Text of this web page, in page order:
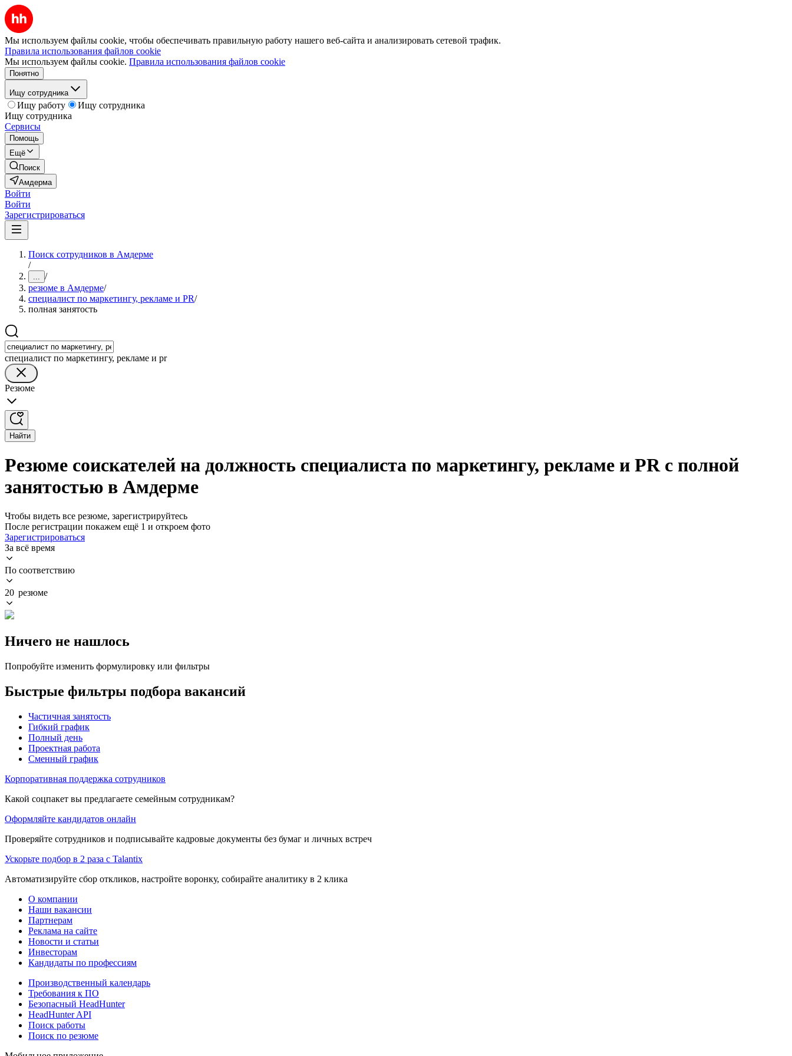
Мы используем файлы cookie, чтобы обеспечивать правильную работу нашего веб-сайта и анализировать сетевой трафик.
Правила использования файлов cookie
Мы используем файлы cookie. Правила использования файлов cookie
Понятно
Ищу сотрудника
Ищу работу
Ищу сотрудника
Ищу сотрудника
Сервисы
Помощь
Ещё
Поиск
Амдерма
Войти
Войти
Зарегистрироваться
Поиск сотрудников в Амдерме
/
... /
резюме в Амдерме/
специалист по маркетингу, рекламе и PR/
полная занятость
специалист по маркетингу, рекламе и pr
Резюме
Найти
Резюме соискателей на должность специалиста по маркетингу, рекламе и PR с полной
занятостью в Амдерме
Чтобы видеть все резюме, зарегистрируйтесь
После регистрации покажем ещё 1 и откроем фото
Зарегистрироваться
За всё время
По соответствию
20 резюме
Ничего не нашлось
Попробуйте изменить формулировку или фильтры
Быстрые фильтры подбора вакансий
Частичная занятость
Гибкий график
Полный день
Проектная работа
Сменный график
Корпоративная поддержка сотрудников
Какой соцпакет вы предлагаете семейным сотрудникам?
Оформляйте кандидатов онлайн
Проверяйте сотрудников и подписывайте кадровые документы без бумаг и личных встреч
Ускорьте подбор в 2 раза с Talantix
Автоматизируйте сбор откликов, настройте воронку, собирайте аналитику в 2 клика
О компании
Наши вакансии
Партнерам
Реклама на сайте
Новости и статьи
Инвесторам
Кандидаты по профессиям
Производственный календарь
Требования к ПО
Безопасный HeadHunter
HeadHunter API
Поиск работы
Поиск по резюме